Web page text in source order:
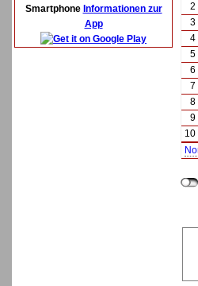
Smartphone Informationen zur
App
2
3
4
5
6
7
8
9
10